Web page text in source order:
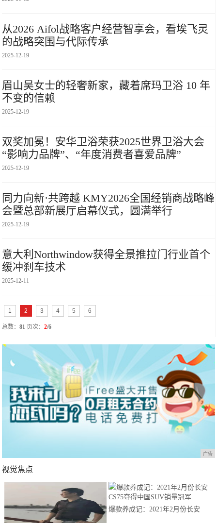
从2026 Aifol战略客户经营智享会，看埃飞灵
的战略突围与代际传承
2025-12-19
眉山吴女士的轻奢新家，藏着席玛卫浴 10 年
不变的信赖
2025-12-19
双奖加冕！安华卫浴荣获2025世界卫浴大会
“影响力品牌”、“年度消费者喜爱品牌”
2025-12-19
同力向新·共跨越 KMY2026全国经销商战略峰
会暨总部新展厅启幕仪式，圆满举行
2025-12-19
意大利Northwindow获得全景推拉门行业首个
缓冲刹车技术
2025-12-11
1 2 3 4 5 6
总数：81 页次：2/6
广告
视觉焦点
爆款养成记：2021年2月份长安